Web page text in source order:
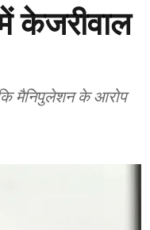
केजरीवाल
कि मैनिपुलेशन के आरोप